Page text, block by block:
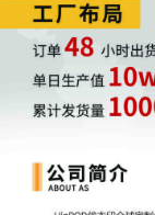
FBM Ship+订单的
理订单 -未发货订
按照最晚的发货